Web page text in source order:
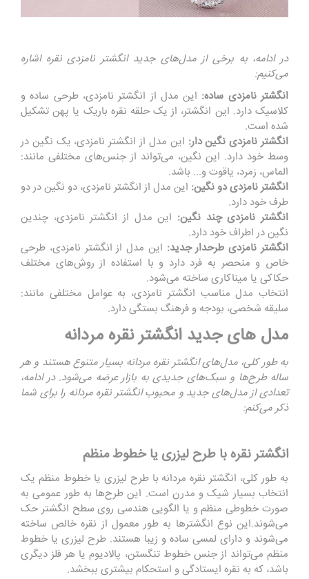
در ادامه، به برخی از مدل‌های جدید انگشتر نامزدی نقره اشاره
می‌کنیم:
انگشتر نامزدی ساده: این مدل از انگشتر نامزدی، طرحی ساده و
کلاسیک دارد. این انگشتر، از یک حلقه نقره باریک یا پهن تشکیل
شده است.
انگشتر نامزدی نگین دار: این مدل از انگشتر نامزدی، یک نگین در
وسط خود دارد. این نگین، می‌تواند از جنس‌های مختلفی مانند:
الماس، زمرد، یاقوت و... باشد.
انگشتر نامزدی دو نگین: این مدل از انگشتر نامزدی، دو نگین در دو
طرف خود دارد.
انگشتر نامزدی چند نگین: این مدل از انگشتر نامزدی، چندین
نگین در اطراف خود دارد.
انگشتر نامزدی طرحدار جدید: این مدل از انگشتر نامزدی، طرحی
خاص و منحصر به فرد دارد و با استفاده از روش‌های مختلف
حکاکی یا میناکاری ساخته می‌شود.
انتخاب مدل مناسب انگشتر نامزدی، به عوامل مختلفی مانند:
سلیقه شخصی، بودجه و فرهنگ بستگی دارد.
مدل ‌های جدید انگشتر نقره مردانه
به طور کلی، مدل‌های انگشتر نقره مردانه بسیار متنوع هستند و هر
ساله طرح‌ها و سبک‌های جدیدی به بازار عرضه می‌شود. در ادامه،
تعدادی از مدل‌های جدید و محبوب انگشتر نقره مردانه را برای شما
ذکر می‌کنم:
انگشتر نقره با طرح لیزری یا خطوط منظم
به طور کلی، انگشتر نقره مردانه با طرح لیزری یا خطوط منظم یک
انتخاب بسیار شیک و مدرن است. این طرح‌ها به طور عمومی به
صورت خطوطی منظم و یا الگویی هندسی روی سطح انگشتر حک
می‌شوند.این نوع انگشترها به طور معمول از نقره خالص ساخته
می‌شوند و دارای لمسی ساده و زیبا هستند. طرح لیزری یا خطوط
منظم می‌تواند از جنس خطوط تنگستن، پالادیوم یا هر فلز دیگری
باشد، که به نقره ایستادگی و استحکام بیشتری ببخشد.